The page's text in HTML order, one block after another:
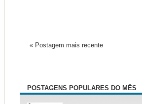
« Postagem mais recente
POSTAGENS POPULARES DO MÊS